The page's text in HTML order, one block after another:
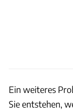
Ein weiteres
Sie entstehen,